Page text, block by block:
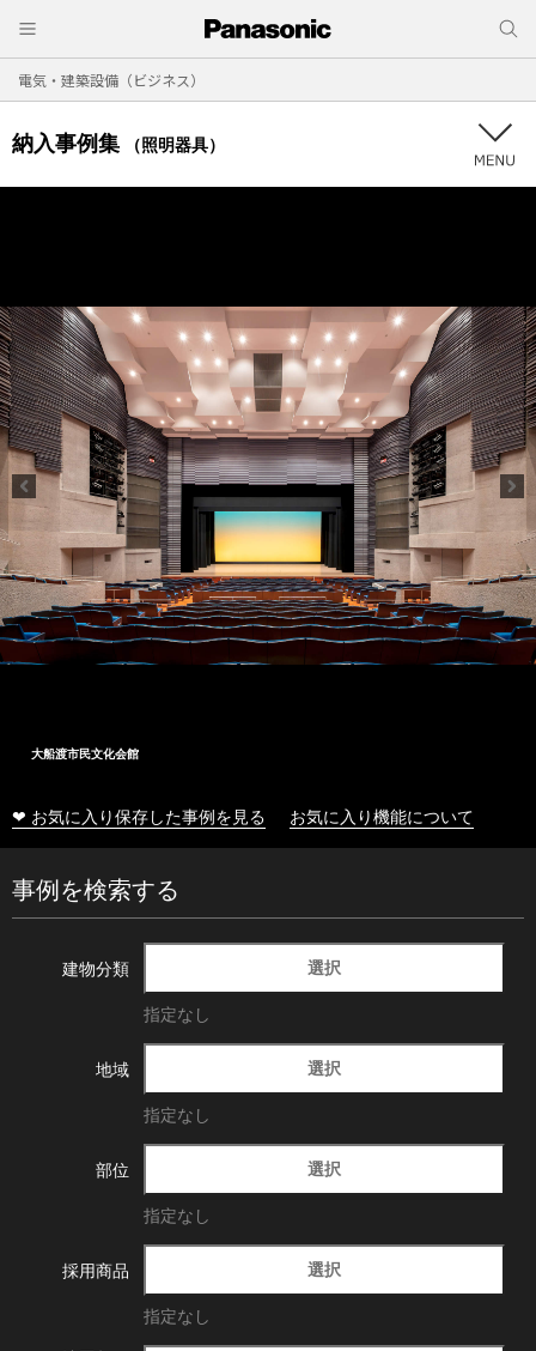
電気・建築設備（ビジネス）
納入事例集 （照明器具）
大船渡市民文化会館
❤ お気に入り保存した事例を見る お気に入り機能について
事例を検索する
建物分類 選択
指定なし
地域 選択
指定なし
部位 選択
指定なし
採用商品 選択
指定なし